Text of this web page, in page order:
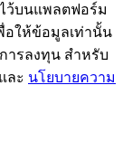
ว้บนแพลตฟอร์ม
อให้ข้อมูลเท่านั้น
ารลงทุน สำหรับ
และ นโยบายความ